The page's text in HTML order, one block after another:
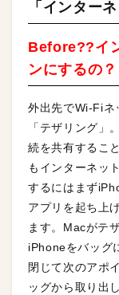
「インター
Before??イ
ンにするの？
外出先でWi-Fiネ
「テザリング」
続を共有するこ
もインターネッ
するにはまず
アプリを起ち上
ます。Macがテ
iPhoneをバッグ
閉じて次のアポ
ッグから取り出